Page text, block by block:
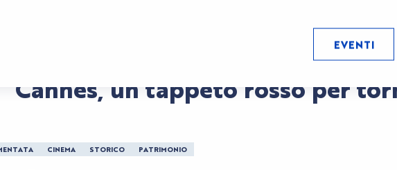
EVENTI
rosso per tornare indietro nel tempo”
27 agosto a 09:15
un tappeto rosso per
CINEMA STORICO PATRIMONIO